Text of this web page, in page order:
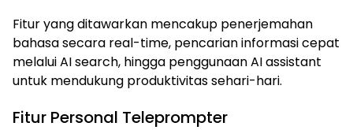
Fitur yang ditawarkan mencakup penerjemahan
bahasa secara real-time, pencarian informasi cepat
melalui AI search, hingga penggunaan AI assistant
untuk mendukung produktivitas sehari-hari.
Fitur Personal Teleprompter